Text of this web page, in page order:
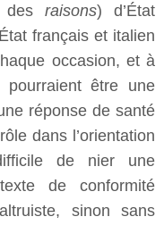
desraisons) d’État
français et italien
occasion, et à
pourraient être une
réponse de santé
dans l’orientation
de nier une
de conformité
sinon sans